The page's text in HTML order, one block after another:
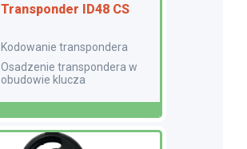
Transponder ID48 CS
Kodowanie transpondera
Osadzenie transpondera w
obudowie klucza